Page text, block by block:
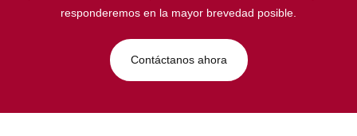
responderemos en la mayor brevedad posible.
Contáctanos ahora